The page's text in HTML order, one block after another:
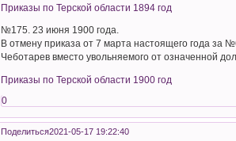
Приказы по Терской области 1894 год
№175. 23 июня 1900 года.
В отмену приказа от 7 марта настоящего года за
Чеботарев вместо увольняемого от означенной
Приказы по Терской области 1900 год
0
Поделиться2021-05-17 19:22:40